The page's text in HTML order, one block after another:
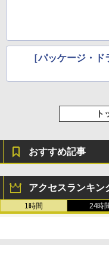
［パッケージ・
ト
おすすめ記事
アクセスランキン
1時間 24時